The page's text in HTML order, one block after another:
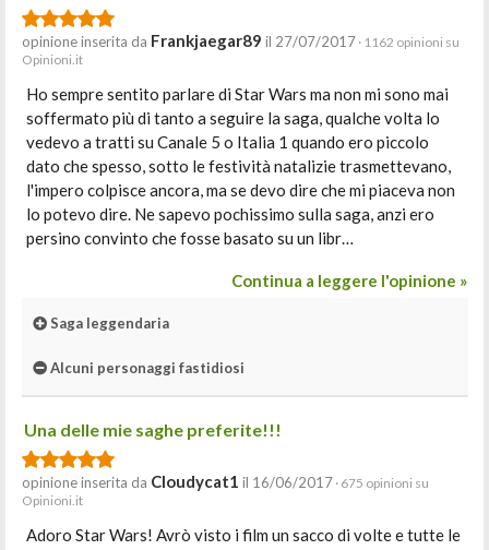
opinione inserita da Frankjaegar89 il 27/07/2017 · 1162 opinioni su
Opinioni.it
Ho sempre sentito parlare di Star Wars ma non mi sono mai
soffermato più di tanto a seguire la saga, qualche volta lo
vedevo a tratti su Canale 5 o Italia 1 quando ero piccolo
dato che spesso, sotto le festività natalizie trasmettevano,
l'impero colpisce ancora, ma se devo dire che mi piaceva non
lo potevo dire. Ne sapevo pochissimo sulla saga, anzi ero
persino convinto che fosse basato su un libr…
Continua a leggere l'opinione »
Saga leggendaria
Alcuni personaggi fastidiosi
Una delle mie saghe preferite!!!
opinione inserita da Cloudycat1 il 16/06/2017 · 675 opinioni su
Opinioni.it
Adoro Star Wars! Avrò visto i film un sacco di volte e tutte le